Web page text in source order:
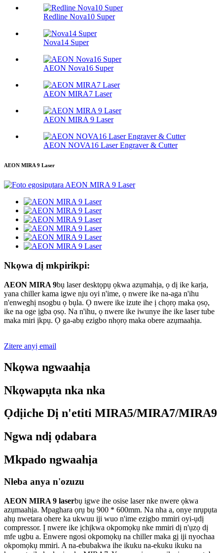
Redline Nova10 Super
Nova14 Super
AEON Nova16 Super
AEON MIRA7 Laser
AEON MIRA 9 Laser
AEON NOVA16 Laser Engraver & Cutter
AEON MIRA 9 Laser
Nkọwa dị mkpirikpi:
AEON MIRA 9bụ laser desktọpụ ọkwa azụmahịa, ọ dị ike karịa,
yana chiller kama igwe nju oyi n'ime, ọ nwere ike na-aga n'ihu
n'enweghị nsogbu ọ bụla. Ọ nwere ike izute ihe ị chọrọ maka ọsọ,
ike na oge ịgba ọsọ. Na n'ihu, ọ nwere ike iwunye ihe ike laser tube
maka miri ịkpụ. Ọ ga-abụ ezigbo nhọrọ maka obere azụmaahịa.
Zitere anyị email
Nkọwa ngwaahịa
Nkọwapụta nka nka
Ọdịiche Dị n'etiti MIRA5/MIRA7/MIRA9
Ngwa ndị ọdabara
Mkpado ngwaahịa
Nleba anya n'ozuzu
AEON MIRA 9 laserbụ igwe ihe osise laser nke nwere ọkwa
azụmaahịa. Mpaghara ọrụ bụ 900 * 600mm. Na nha a, onye nrụpụta
ahụ nwetara ohere ka ukwuu iji wuo n'ime ezigbo mmiri oyi-ụdị
compressor. Ị nwere ike ịchịkwa okpomọkụ nke mmiri dị n'ụzọ dị
mfe ugbu a. Enwere ngosi okpomọkụ na chiller maka gị iji nyochaa
okpomọkụ mmiri. A na-ebubakwa ihe ikuku na-ekuku ikuku na